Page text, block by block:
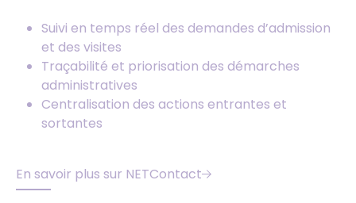
Suivi en temps réel des demandes d’admission
et des visites
Traçabilité et priorisation des démarches
administratives
Centralisation des actions entrantes et
sortantes
En savoir plus sur NETContact